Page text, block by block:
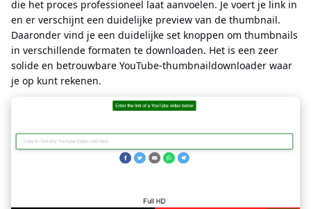
die het proces professioneel laat aanvoelen. Je voert je link in
en er verschijnt een duidelijke preview van de thumbnail.
Daaronder vind je een duidelijke set knoppen om thumbnails
in verschillende formaten te downloaden. Het is een zeer
solide en betrouwbare YouTube-thumbnaildownloader waar
je op kunt rekenen.